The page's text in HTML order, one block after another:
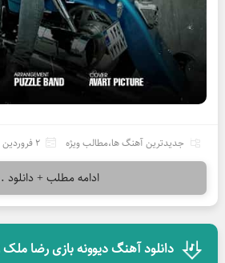
جدیدترین آهنگ ها،مطالب ویژه 2 فروردین 1401
ادامه مطلب + دانلود
دانلود آهنگ دیوونه بازی رضا ملک